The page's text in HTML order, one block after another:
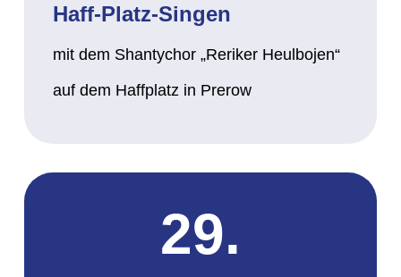
Haff-Platz-Singen
mit dem Shantychor „Reriker Heulbojen“
auf dem Haffplatz in Prerow
29.